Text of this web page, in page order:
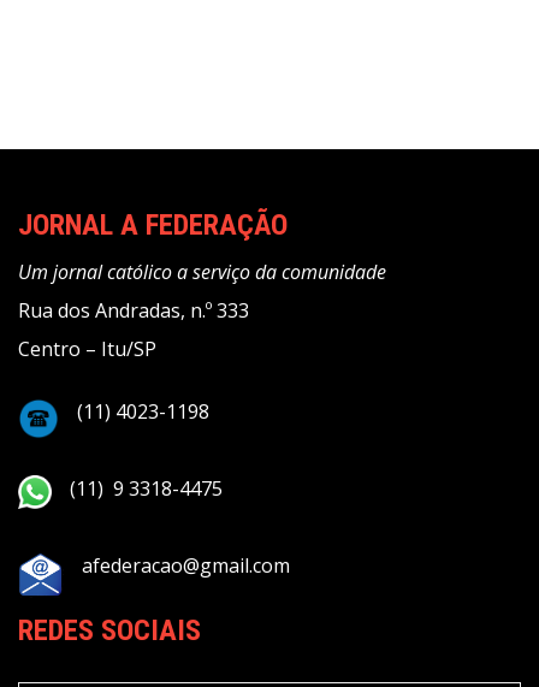
JORNAL A FEDERAÇÃO
Um jornal católico a serviço da comunidade
Rua dos Andradas, n.º 333
Centro – Itu/SP
(11) 4023-1198
(11) 9 3318-4475
afederacao@gmail.com
REDES SOCIAIS